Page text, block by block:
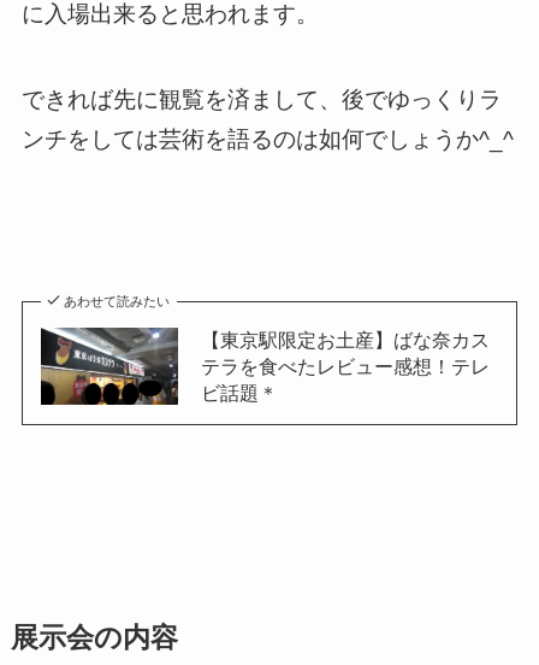
に入場出来ると思われます。
できれば先に観覧を済まして、後でゆっくりラ
ンチをしては芸術を語るのは如何でしょうか^_^
あわせて読みたい
【東京駅限定お土産】ばな奈カス
テラを食べたレビュー感想！テレ
ビ話題＊
展示会の内容